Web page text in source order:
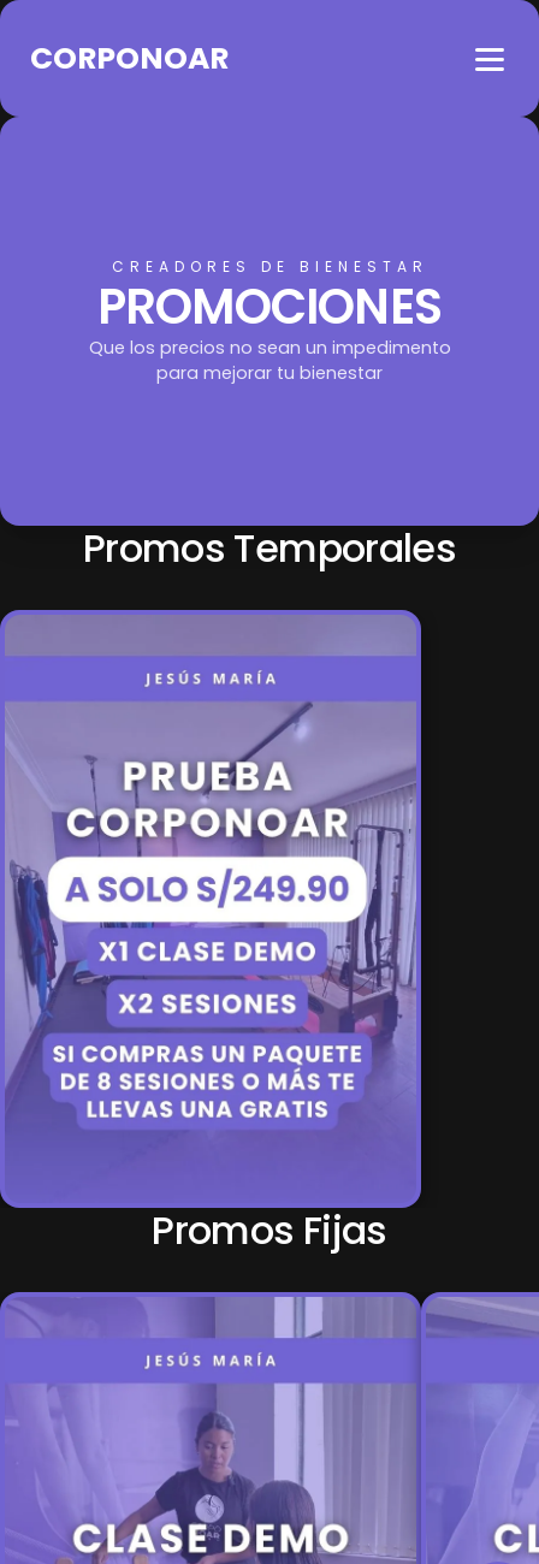
CORPONOAR
CREADORES DE BIENESTAR
PROMOCIONES
Que los precios no sean un impedimento
para mejorar tu bienestar
Promos Temporales
Promos Fijas